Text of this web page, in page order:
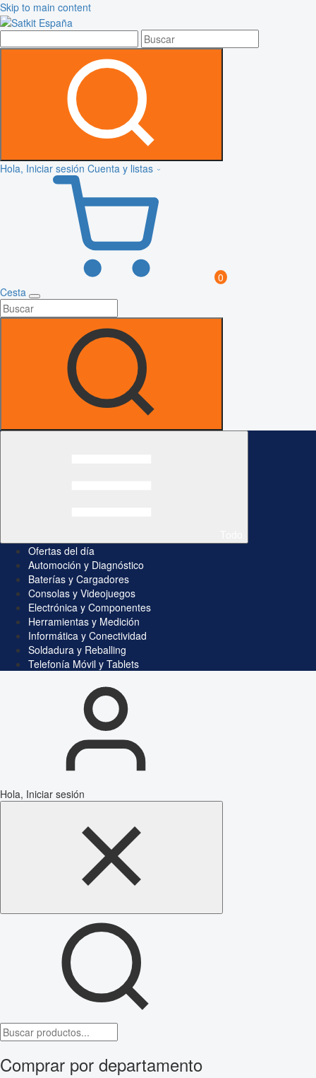
Skip to main content
Hola, Iniciar sesión Cuenta y listas
0
Cesta
Ofertas del día
Automoción y Diagnóstico
Baterías y Cargadores
Consolas y Videojuegos
Electrónica y Componentes
Herramientas y Medición
Informática y Conectividad
Soldadura y Reballing
Telefonía Móvil y Tablets
Hola, Iniciar sesión
Comprar por departamento